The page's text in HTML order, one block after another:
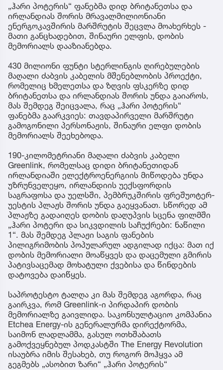
„ჰარი პოტერის“ ფანებმა დიდ ბრიტანეთსა და
ირლანდიას შორის მრავალმილიონიანი
ენერგოკავშირის მარშრუტის შეცვლა მოახერხეს -
მათი განცხადებით, შინაური ელფის, დობის
მემორიალს დააზიანებდა.
430 მილიონი ფუნტი სტერლინგის ღირებულების
მაღალი ძაბვის კაბელის მშენებლობის პროექტი,
რომელიც ხმელეთსა და ზღვის ფსკერზე დიდ
ბრიტანეთსა და ირლანდიას შორის უნდა გაიაროს,
მას შემდეგ შეიცვალა, რაც „ჰარი პოტერის“
ფანებმა გაარკვიეს: თავდაპირველი მარშრუტი
გამოგონილი პერსონაჟის, შინაური ელფი დობის
მემორიალს შეეხებოდა.
190-კილომეტრიანი მაღალი ძაბვის კაბელი
Greenlink, რომელსაც დიდი ბრიტანეთიდან
ირლანდიაში ელექტროენერგიის მიწოდება უნდა
უზრუნველეყო, ირლანდიის უექსფორდის
საგრაფოსა და უელსში, პემბრუკშირის ფრეშუოტერ-
უესტის პლაჟს შორის უნდა გაეყვანათ. სწორედ ამ
პლაჟზე გადაიღეს დობის დაღუპვის სცენა ფილმში
„ჰარი პოტერი და სიკვდილის საჩუქრები: ნაწილი
1“. მას შემდეგ პლაჟი საგის ფანების
პილიგრიმობის პოპულარულ ადგილად იქცა: მათ იქ
დობის მემორიალი მოაწყვეს და დაცემული გმირის
პატივსაცემად მოხატული ქვებისა და წინდების
დატოვება დაიწყეს.
საპროტესტო ტალღა კი მას შემდეგ აგორდა, რაც
გაირკვა, რომ Greenlink-ი პირდაპირ დობის
მემორიალზე გაივლიდა. საკონსულტაციო კომპანია
Etchea Energy-ის გენერალურმა დირექტორმა,
საიმონ ლადლამმა, გასულ ოთხშაბათს
გამოქვეყნებულ პოდკასტში The Energy Revolution
ისაუბრა იმის შესახებ, თუ როგორ მოჰყვა ამ
გეგმებს „ასობით ზარი“ „ჰარი პოტერის“